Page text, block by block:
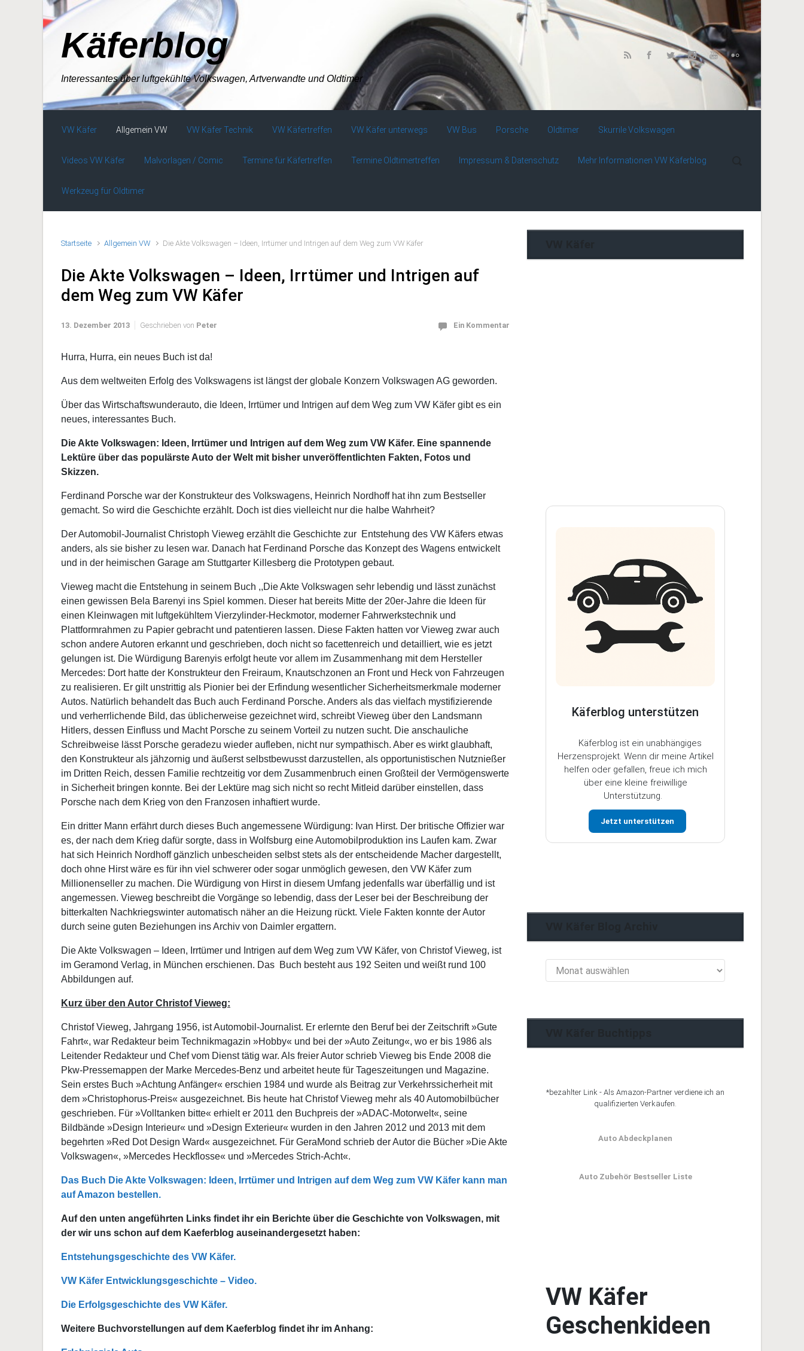
Zum Hauptinhalt springen
Käferblog
Interessantes über luftgekühlte Volkswagen, Artverwandte und Oldtimer
VW Käfer Allgemein VW VW Käfer Technik VW Käfertreffen VW Käfer unterwegs VW Bus Porsche Oldtimer Skurrile Volkswagen
Videos VW Käfer Malvorlagen / Comic Termine für Käfertreffen Termine Oldtimertreffen Impressum & Datenschutz Mehr Informationen VW Käferblog
Werkzeug für Oldtimer
Startseite Allgemein VW Die Akte Volkswagen – Ideen, Irrtümer und Intrigen auf dem Weg zum VW Käfer
Die Akte Volkswagen – Ideen, Irrtümer und Intrigen auf
dem Weg zum VW Käfer
13. Dezember 2013 Geschrieben von Peter Ein Kommentar
Hurra, Hurra, ein neues Buch ist da!
Aus dem weltweiten Erfolg des Volkswagens ist längst der globale Konzern Volkswagen AG geworden.
Über das Wirtschaftswunderauto, die Ideen, Irrtümer und Intrigen auf dem Weg zum VW Käfer gibt es ein
neues, interessantes Buch.
Die Akte Volkswagen: Ideen, Irrtümer und Intrigen auf dem Weg zum VW Käfer. Eine spannende
Lektüre über das populärste Auto der Welt mit bisher unveröffentlichten Fakten, Fotos und
Skizzen.
Ferdinand Porsche war der Konstrukteur des Volkswagens, Heinrich Nordhoff hat ihn zum Bestseller
gemacht. So wird die Geschichte erzählt. Doch ist dies vielleicht nur die halbe Wahrheit?
Der Automobil-Journalist Christoph Vieweg erzählt die Geschichte zur Entstehung des VW Käfers etwas
anders, als sie bisher zu lesen war. Danach hat Ferdinand Porsche das Konzept des Wagens entwickelt
und in der heimischen Garage am Stuttgarter Killesberg die Prototypen gebaut.
Vieweg macht die Entstehung in seinem Buch ,,Die Akte Volkswagen sehr lebendig und lässt zunächst
einen gewissen Bela Barenyi ins Spiel kommen. Dieser hat bereits Mitte der 20er-Jahre die Ideen für
einen Kleinwagen mit luftgekühltem Vierzylinder-Heckmotor, moderner Fahrwerkstechnik und
Plattformrahmen zu Papier gebracht und patentieren lassen. Diese Fakten hatten vor Vieweg zwar auch
schon andere Autoren erkannt und geschrieben, doch nicht so facettenreich und detailliert, wie es jetzt
gelungen ist. Die Würdigung Barenyis erfolgt heute vor allem im Zusammenhang mit dem Hersteller
Mercedes: Dort hatte der Konstrukteur den Freiraum, Knautschzonen an Front und Heck von Fahrzeugen
zu realisieren. Er gilt unstrittig als Pionier bei der Erfindung wesentlicher Sicherheitsmerkmale moderner
Autos. Natürlich behandelt das Buch auch Ferdinand Porsche. Anders als das vielfach mystifizierende
und verherrlichende Bild, das üblicherweise gezeichnet wird, schreibt Vieweg über den Landsmann
Hitlers, dessen Einfluss und Macht Porsche zu seinem Vorteil zu nutzen sucht. Die anschauliche
Schreibweise lässt Porsche geradezu wieder aufleben, nicht nur sympathisch. Aber es wirkt glaubhaft,
den Konstrukteur als jähzornig und äußerst selbstbewusst darzustellen, als opportunistischen Nutznießer
im Dritten Reich, dessen Familie rechtzeitig vor dem Zusammenbruch einen Großteil der Vermögenswerte
in Sicherheit bringen konnte. Bei der Lektüre mag sich nicht so recht Mitleid darüber einstellen, dass
Porsche nach dem Krieg von den Franzosen inhaftiert wurde.
Ein dritter Mann erfährt durch dieses Buch angemessene Würdigung: Ivan Hirst. Der britische Offizier war
es, der nach dem Krieg dafür sorgte, dass in Wolfsburg eine Automobilproduktion ins Laufen kam. Zwar
hat sich Heinrich Nordhoff gänzlich unbescheiden selbst stets als der entscheidende Macher dargestellt,
doch ohne Hirst wäre es für ihn viel schwerer oder sogar unmöglich gewesen, den VW Käfer zum
Millionenseller zu machen. Die Würdigung von Hirst in diesem Umfang jedenfalls war überfällig und ist
angemessen. Vieweg beschreibt die Vorgänge so lebendig, dass der Leser bei der Beschreibung der
bitterkalten Nachkriegswinter automatisch näher an die Heizung rückt. Viele Fakten konnte der Autor
durch seine guten Beziehungen ins Archiv von Daimler ergattern.
Die Akte Volkswagen – Ideen, Irrtümer und Intrigen auf dem Weg zum VW Käfer, von Christof Vieweg, ist
im Geramond Verlag, in München erschienen. Das Buch besteht aus 192 Seiten und weißt rund 100
Abbildungen auf.
Kurz über den Autor Christof Vieweg:
Christof Vieweg, Jahrgang 1956, ist Automobil-Journalist. Er erlernte den Beruf bei der Zeitschrift »Gute
Fahrt«, war Redakteur beim Technikmagazin »Hobby« und bei der »Auto Zeitung«, wo er bis 1986 als
Leitender Redakteur und Chef vom Dienst tätig war. Als freier Autor schrieb Vieweg bis Ende 2008 die
Pkw-Pressemappen der Marke Mercedes-Benz und arbeitet heute für Tageszeitungen und Magazine.
Sein erstes Buch »Achtung Anfänger« erschien 1984 und wurde als Beitrag zur Verkehrssicherheit mit
dem »Christophorus-Preis« ausgezeichnet. Bis heute hat Christof Vieweg mehr als 40 Automobilbücher
geschrieben. Für »Volltanken bitte« erhielt er 2011 den Buchpreis der »ADAC-Motorwelt«, seine
Bildbände »Design Interieur« und »Design Exterieur« wurden in den Jahren 2012 und 2013 mit dem
begehrten »Red Dot Design Ward« ausgezeichnet. Für GeraMond schrieb der Autor die Bücher »Die Akte
Volkswagen«, »Mercedes Heckflosse« und »Mercedes Strich-Acht«.
Das Buch Die Akte Volkswagen: Ideen, Irrtümer und Intrigen auf dem Weg zum VW Käfer kann man
auf Amazon bestellen.
Auf den unten angeführten Links findet ihr ein Berichte über die Geschichte von Volkswagen, mit
der wir uns schon auf dem Kaeferblog auseinandergesetzt haben:
Entstehungsgeschichte des VW Käfer.
VW Käfer Entwicklungsgeschichte – Video.
Die Erfolgsgeschichte des VW Käfer.
Weitere Buchvorstellungen auf dem Kaeferblog findet ihr im Anhang:
Käferblog unterstützen
Käferblog ist ein unabhängiges
Herzensprojekt. Wenn dir meine Artikel
helfen oder gefallen, freue ich mich
über eine kleine freiwillige
Unterstützung.
Jetzt unterstützen
Käfer
*bezahlter Link - Als Amazon-Partner verdiene ich an
qualifizierten Verkäufen.
Auto Abdeckplanen
Auto Zubehör Bestseller Liste
VW Käfer
Geschenkideen